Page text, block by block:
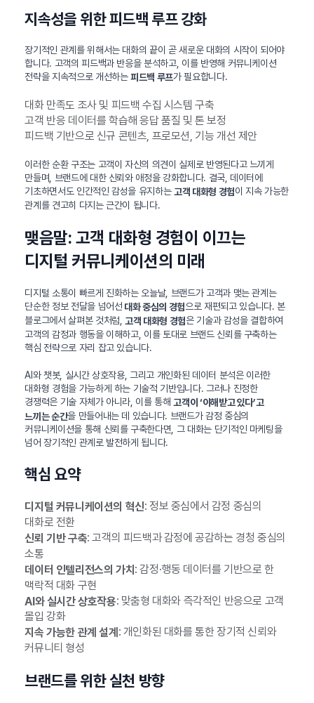
지속성을 위한 피드백 루프 강화
장기적인 관계를 위해서는 대화의 끝이 곧 새로운 대화의 시작이 되어야
합니다. 고객의 피드백과 반응을 분석하고, 이를 반영해 커뮤니케이션
전략을 지속적으로 개선하는피드백 루프가 필요합니다.
대화 만족도 조사 및 피드백 수집 시스템 구축
고객 반응 데이터를 학습해 응답 품질 및 톤 보정
피드백 기반으로 신규 콘텐츠, 프로모션, 기능 개선 제안
이러한 순환 구조는 고객이 자신의 의견이 실제로 반영된다고 느끼게
만들며, 브랜드에 대한 신뢰와 애정을 강화합니다. 결국, 데이터에
기초하면서도 인간적인 감성을 유지하는고객 대화형 경험이 지속 가능한
관계를 견고히 다지는 근간이 됩니다.
맺음말: 고객 대화형 경험이 이끄는
디지털 커뮤니케이션의 미래
디지털 소통이 빠르게 진화하는 오늘날, 브랜드가 고객과 맺는 관계는
단순한 정보 전달을 넘어선 대화 중심의 경험으로 재편되고 있습니다. 본
블로그에서 살펴본 것처럼, 고객 대화형 경험은 기술과 감성을 결합하여
고객의 감정과 행동을 이해하고, 이를 토대로 브랜드 신뢰를 구축하는
핵심 전략으로 자리 잡고 있습니다.
AI와 챗봇, 실시간 상호작용, 그리고 개인화된 데이터 분석은 이러한
대화형 경험을 가능하게 하는 기술적 기반입니다. 그러나 진정한
경쟁력은 기술 자체가 아니라, 이를 통해 고객이 ‘이해받고 있다’고
느끼는 순간을 만들어내는 데 있습니다. 브랜드가 감정 중심의
커뮤니케이션을 통해 신뢰를 구축한다면, 그 대화는 단기적인 마케팅을
넘어 장기적인 관계로 발전하게 됩니다.
핵심 요약
디지털 커뮤니케이션의 혁신: 정보 중심에서 감정 중심의
대화로 전환
신뢰 기반 구축: 고객의 피드백과 감정에 공감하는 경청 중심의
소통
데이터 인텔리전스의 가치 : 감정·행동 데이터를 기반으로 한
맥락적 대화 구현
AI와 실시간 상호작용: 맞춤형 대화와 즉각적인 반응으로 고객
몰입 강화
지속 가능한 관계 설계 : 개인화된 대화를 통한 장기적 신뢰와
커뮤니티 형성
브랜드를 위한 실천 방향